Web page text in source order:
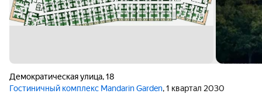
Демократическая улица,18
Гостиничный комплекс Mandarin Garden, 1 квартал 2030